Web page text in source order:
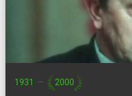
1931 — 2000